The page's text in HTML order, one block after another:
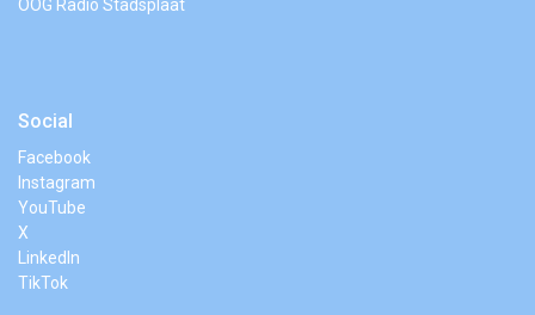
OOG Radio Stadsplaat
Social
Facebook
Instagram
YouTube
X
LinkedIn
TikTok